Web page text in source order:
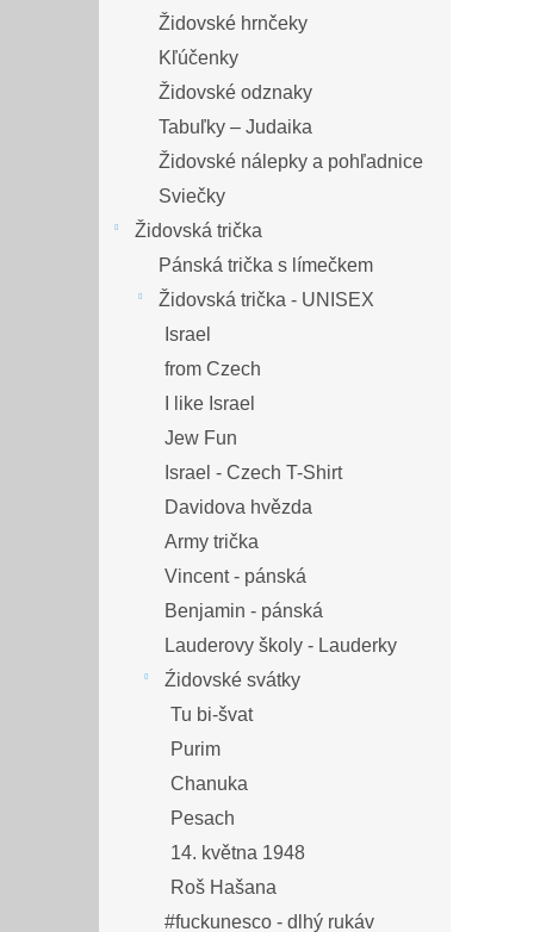
Židovské hrnčeky
Kľúčenky
Židovské odznaky
Tabuľky – Judaika
Židovské nálepky a pohľadnice
Sviečky
Židovská trička
Pánská trička s límečkem
Židovská trička - UNISEX
Israel
from Czech
I like Israel
Jew Fun
Israel - Czech T-Shirt
Davidova hvězda
Army trička
Vincent - pánská
Benjamin - pánská
Lauderovy školy - Lauderky
Źidovské svátky
Tu bi-švat
Purim
Chanuka
Pesach
14. května 1948
Roš Hašana
#fuckunesco - dlhý rukáv